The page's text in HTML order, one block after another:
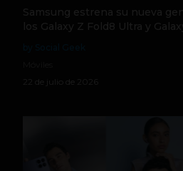
Samsung estrena su nueva
los Galaxy Z Fold8 Ultra y
22 de julio de 2026